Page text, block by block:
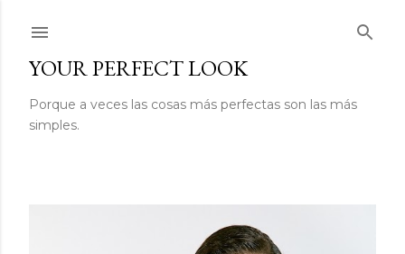
YOUR PERFECT LOOK
Porque a veces las cosas más perfectas son las más
simples.